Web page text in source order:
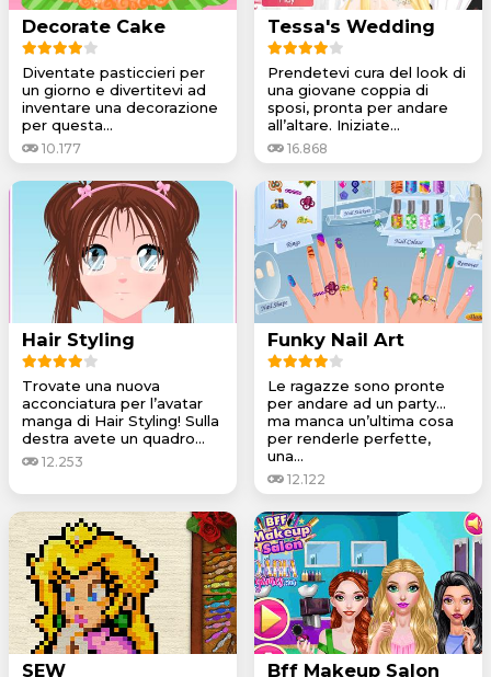
Decorate Cake
Diventate pasticcieri per
un giorno e divertitevi ad
inventare una decorazione
per questa...
10.177
Tessa's Wedding
Prendetevi cura del look di
una giovane coppia di
sposi, pronta per andare
all’altare. Iniziate...
16.868
Hair Styling
Trovate una nuova
acconciatura per l’avatar
manga di Hair Styling! Sulla
destra avete un quadro...
12.253
Funky Nail Art
Le ragazze sono pronte
per andare ad un party...
ma manca un’ultima cosa
per renderle perfette,
una...
12.122
SEW Bff Makeup Salon